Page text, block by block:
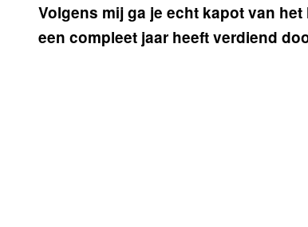
Volgens mij ga je echt kapot van
een compleet jaar heeft verdiend